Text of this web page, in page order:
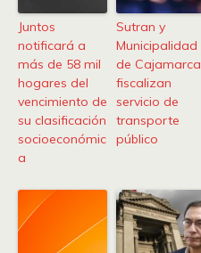
Juntos
notificará a
más de 58 mil
hogares del
vencimiento de
su clasificación
socioeconómic
a
Sutran y
Municipalidad
de Cajamarca
fiscalizan
servicio de
transporte
público